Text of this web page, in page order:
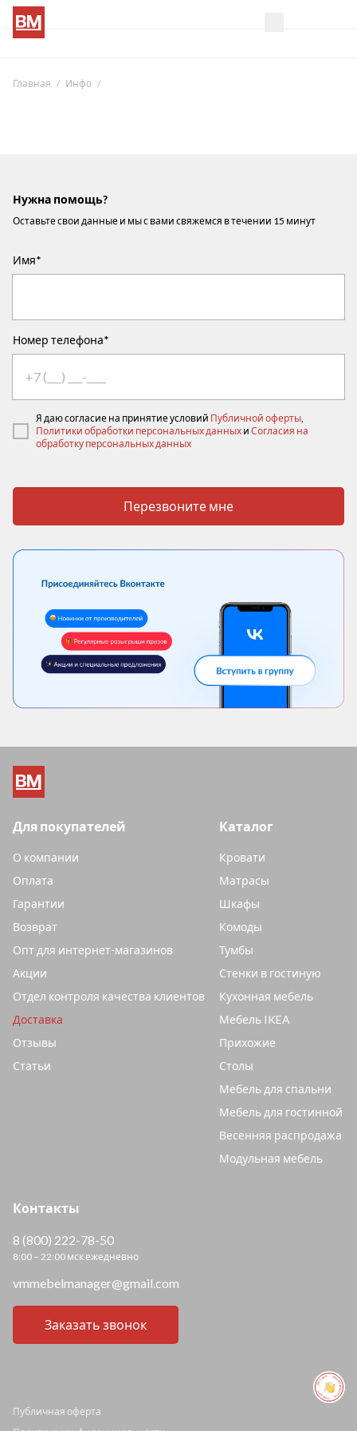
Главная Инфо
Нужна помощь?
Оставьте свои данные и мы с вами свяжемся в течении 15 минут
Имя*
Номер телефона*
Я даю согласие на принятие условий Публичной оферты,
Политики обработки персональных данных и Согласия на
обработку персональных данных
Перезвоните мне
ПОМОЩЬ ПОМОЩЬ ПОМОЩЬ ПОМОЩЬ
Контакты
8 (800) 222-78-50
8:00 – 22:00 мск ежедневно
vmmebelmanager@gmail.com
Заказать звонок
Публичная оферта
Каталог
Кровати
Матрасы
Шкафы
Комоды
Тумбы
Стенки в гостиную
Кухонная мебель
Мебель IKEA
Прихожие
Столы
Мебель для спальни
Мебель для гостинной
Весенняя распродажа
Модульная мебель
Для покупателей
О компании
Оплата
Гарантии
Возврат
Опт для интернет-магазинов
Акции
Отдел контроля качества клиентов
Доставка
Отзывы
Статьи